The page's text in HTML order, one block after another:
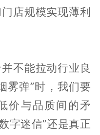
店规模实现薄利
不能拉动行业良
雾弹”时，我们要
价与品质间的矛
字迷信”还是真正